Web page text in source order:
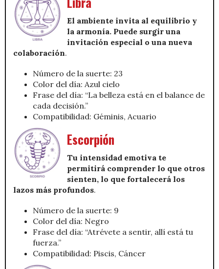
El ambiente invita al equilibrio y
la armonía. Puede surgir una
invitación especial o una nueva
colaboración.
Número de la suerte: 23
Color del día: Azul cielo
Frase del día: “La belleza está en el balance de
cada decisión.”
Compatibilidad: Géminis, Acuario
Escorpión
Tu intensidad emotiva te
permitirá comprender lo que otros
sienten, lo que fortalecerá los
lazos más profundos.
Número de la suerte: 9
Color del día: Negro
Frase del día: “Atrévete a sentir, allí está tu
fuerza.”
Compatibilidad: Piscis, Cáncer